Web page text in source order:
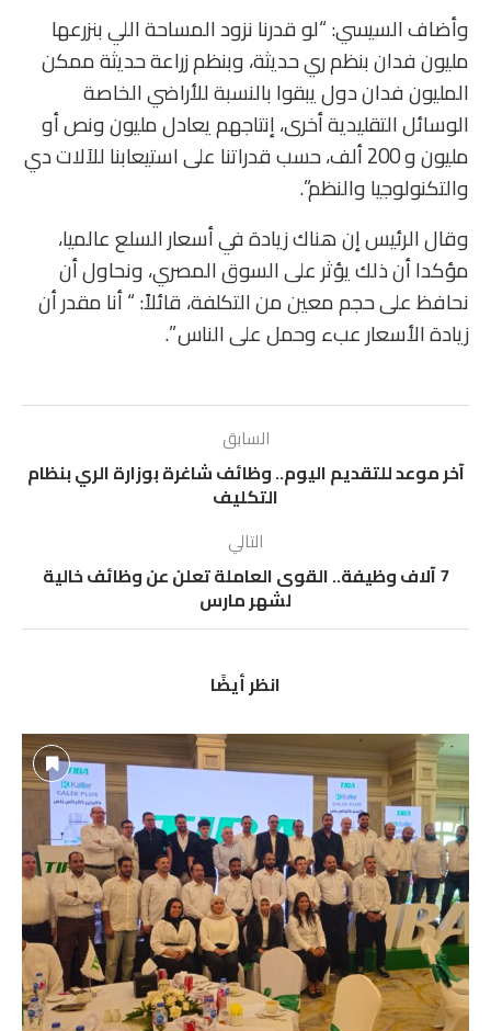
وأضاف السيسي: “لو قدرنا نزود المساحة اللي بنزرعها
مليون فدان بنظم ري حديثة، وبنظم زراعة حديثة ممكن
المليون فدان دول يبقوا بالنسبة للأراضي الخاصة
الوسائل التقليدية أخرى، إنتاجهم يعادل مليون ونص أو
مليون و 200 ألف، حسب قدراتنا على استيعابنا للآلات دي
والتكنولوجيا والنظم”.
وقال الرئيس إن هناك زيادة في أسعار السلع عالميا،
مؤكدا أن ذلك يؤثر على السوق المصري، ونحاول أن
نحافظ على حجم معين من التكلفة، قائلاً: “ أنا مقدر أن
زيادة الأسعار عبء وحمل على الناس ”.
السابق
آخر موعد للتقديم اليوم.. وظائف شاغرة بوزارة الري بنظام
التكليف
التالي
7 آلاف وظيفة.. القوى العاملة تعلن عن وظائف خالية
لشهر مارس
انظر أيضًا